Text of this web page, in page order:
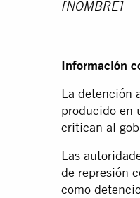
[NOMBRE]
Información
La detención
producido en
critican al
Las
de represión
como